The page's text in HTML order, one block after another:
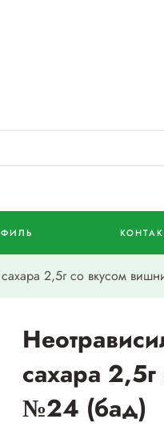
2,5г со вкусом
сахара
№24 (бад)